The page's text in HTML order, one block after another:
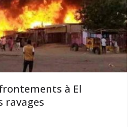
à El
ravages